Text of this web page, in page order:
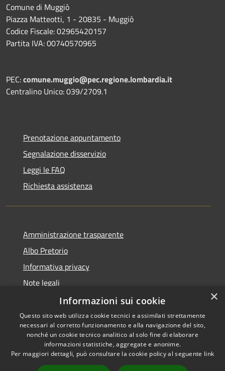
Comune di Muggiò
Piazza Matteotti, 1 - 20835 - Muggiò
Codice Fiscale: 02965420157
Partita IVA: 00740570965
PEC:comune.muggio@pec.regione.lombardia.it
Centralino Unico: 039/2709.1
Prenotazione appuntamento
Segnalazione disservizio
Leggi le FAQ
Richiesta assistenza
Amministrazione trasparente
Albo Pretorio
Informativa privacy
Note legali
Dichiarazione di accessibilità
RSS
Accessibilità
Copyright © 2026 • Comune di
Muggiò • Powered by
×
Informazioni sui cookie
Questo sito web utilizza cookie tecnici e assimilati strettamente
necessari al corretto funzionamento e alla navigazione del sito,
nonché un cookie tecnico analitico al solo fine di elaborare
informazioni statistiche, aggregate e anonime.
Per maggiori dettagli, può consultare la cookie policy al seguente link